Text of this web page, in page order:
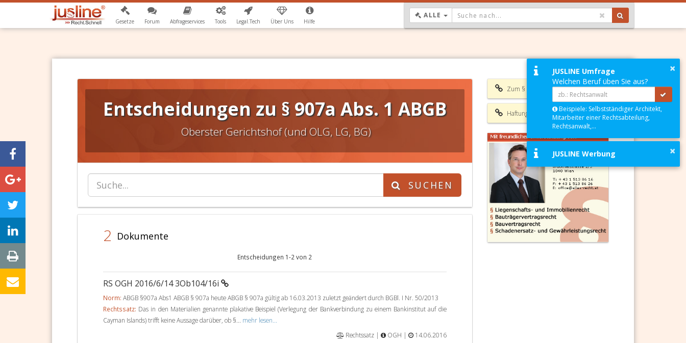
Gesetze Forum Abfrageservices Tools Legal.Tech Über Uns Hilfe
ALLE DROPDOWN: GEWÄHLTER WERT IST ALLE
Entscheidungen zu § 907a Abs. 1 ABGB
Oberster Gerichtshof (und OLG, LG, BG)
SUCHEN
2 Dokumente
Entscheidungen 1-2 von 2
RS OGH 2016/6/14 3Ob104/16i
Norm: ABGB §907a Abs1 ABGB § 907a heute ABGB § 907a gültig ab 16.03.2013 zuletzt geändert durch BGBl. I Nr. 50/2013
Rechtssatz: Das in den Materialien genannte plakative Beispiel (Verlegung der Bankverbindung zu einem Bankinstitut auf die
Cayman Islands) trifft keine Aussage darüber, ob §... mehr lesen...
Rechtssatz |
OGH | 14.06.2016
Zum § 907a ABGB
Haftungsausschluss
×
JUSLINE Umfrage
Welchen Beruf üben Sie aus?
Beispiele: Selbstständiger Architekt,
Mitarbeiter einer Rechtsabteilung,
Rechtsanwalt,...
×
JUSLINE Werbung